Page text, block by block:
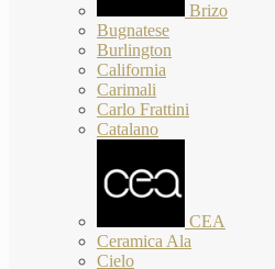
Brizo
Bugnatese
Burlington
California
Carimali
Carlo Frattini
Catalano
CEA
Ceramica Ala
Cielo